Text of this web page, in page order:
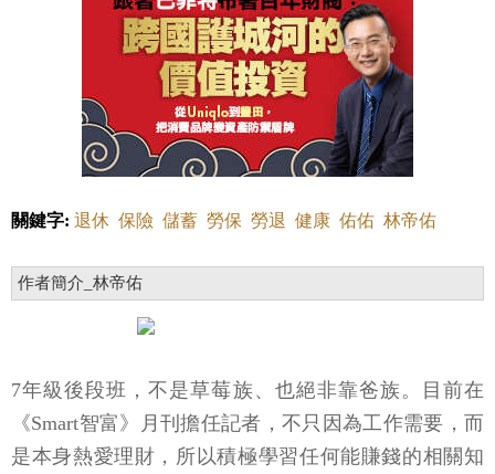
關鍵字: 退休 保險 儲蓄 勞保 勞退 健康 佑佑 林帝佑
作者簡介_林帝佑
7年級後段班，不是草莓族、也絕非靠爸族。目前在
《Smart智富》月刊擔任記者，不只因為工作需要，而
是本身熱愛理財，所以積極學習任何能賺錢的相關知